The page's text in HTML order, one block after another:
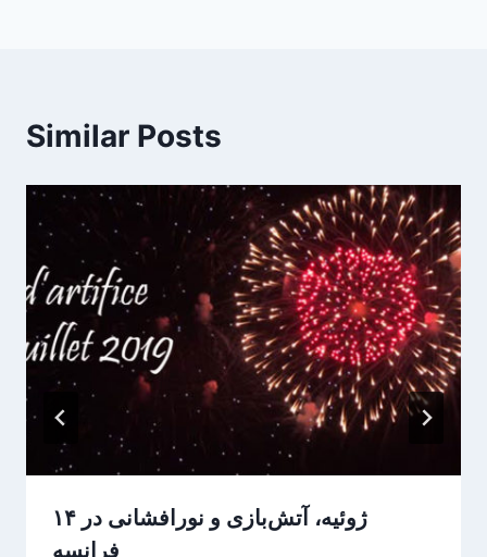
Similar Posts
۱۴ ژوئیه، آتش‌بازی و نورافشانی در
فرانسه